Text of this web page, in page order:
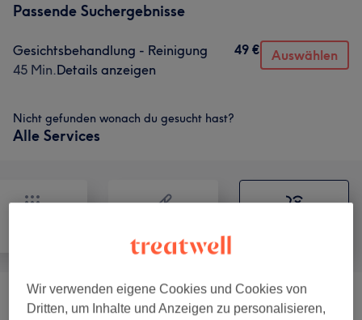
Passende Suchergebnisse
Gesichtsbehandlung - Reinigung
45 Min.Details anzeigen
49 € Auswählen
Nicht gefunden wonach du gesucht hast?
Alle Services
Gesichtsbehandlungen (3) ab 49 €
Wir verwenden eigene Cookies und Cookies von
Dritten, um Inhalte und Anzeigen zu personalisieren,